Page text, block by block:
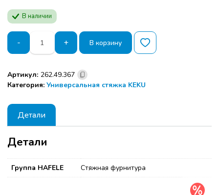
В наличии
-
Количество
товара
Рамная
KEKU
EHS
+ В корзину
Артикул: 262.49.367
Категория: Универсальная стяжка KEKU
Детали
Детали
Группа HAFELE Стяжная фурнитура